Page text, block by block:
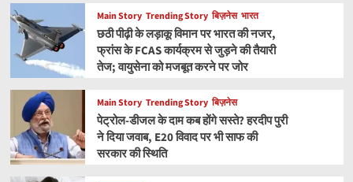
Main Story Trending Story बिज़नेस भारत
छठी पीढ़ी के लड़ाकू विमान पर भारत की नजर,
फ्रांस के FCAS कार्यक्रम से जुड़ने की तैयारी
तेज; वायुसेना को मजबूत करने पर जोर
Main Story Trending Story बिज़नेस
पेट्रोल-डीजल के दाम कब होंगे सस्ते? हरदीप पुरी
ने दिया जवाब, E20 विवाद पर भी साफ की
सरकार की स्थिति